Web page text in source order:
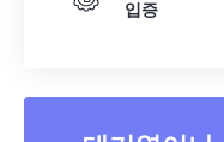
입증